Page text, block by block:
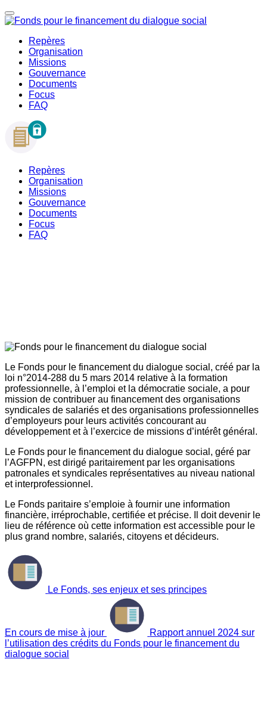
Repères
Organisation
Missions
Gouvernance
Documents
Focus
FAQ
Repères
Organisation
Missions
Gouvernance
Documents
Focus
FAQ
Le Fonds pour le financement du dialogue social, créé par la
loi n°2014-288 du 5 mars 2014 relative à la formation
professionnelle, à l’emploi et la démocratie sociale, a pour
mission de contribuer au financement des organisations
syndicales de salariés et des organisations professionnelles
d’employeurs pour leurs activités concourant au
développement et à l’exercice de missions d’intérêt général.
Le Fonds pour le financement du dialogue social, géré par
l’AGFPN, est dirigé paritairement par les organisations
patronales et syndicales représentatives au niveau national
et interprofessionnel.
Le Fonds paritaire s’emploie à fournir une information
financière, irréprochable, certifiée et précise. Il doit devenir le
lieu de référence où cette information est accessible pour le
plus grand nombre, salariés, citoyens et décideurs.
Le Fonds, ses enjeux et ses principes
En cours de mise à jour
Rapport annuel 2024 sur
l’utilisation des crédits du Fonds pour le financement du
dialogue social